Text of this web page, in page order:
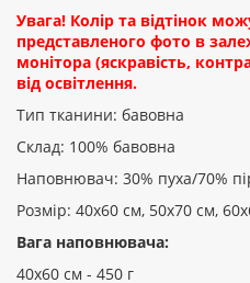
Увага! Колір та відтінок
представленого фото в
монітора (яскравість,
від освітлення.
Тип тканини: бавовна
Склад: 100% бавовна
Наповнювач: 30% пуха/70%
Розмір: 40х60 см, 50х70 см,
Вага наповнювача:
40х60 см - 450 г